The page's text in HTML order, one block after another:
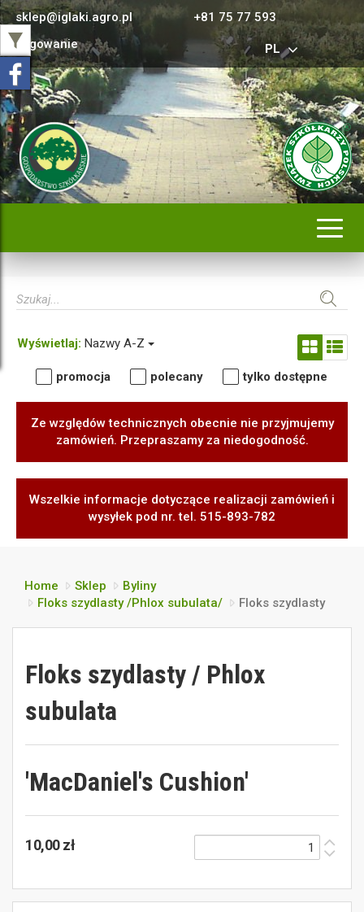
sklep@iglaki.agro.pl
+81 75 77 593
Logowanie
PL
Wyświetlaj: Nazwy A-Z
promocja polecany tylko dostępne
Ze względów technicznych obecnie nie przyjmujemy
zamówień. Przepraszamy za niedogodność.
Wszelkie informacje dotyczące realizacji zamówień i
wysyłek pod nr. tel. 515-893-782
Home Sklep
Byliny
Floks szydlasty /Phlox subulata/
Floks szydlasty
Floks szydlasty / Phlox
subulata
'MacDaniel's Cushion'
10,00 zł